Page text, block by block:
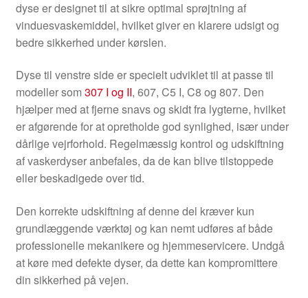
dyse er designet til at sikre optimal sprøjtning af
vinduesvaskemiddel, hvilket giver en klarere udsigt og
bedre sikkerhed under kørslen.
Dyse til venstre side er specielt udviklet til at passe til
modeller som 307 I og II, 607, C5 I, C8 og 807. Den
hjælper med at fjerne snavs og skidt fra lygterne, hvilket
er afgørende for at opretholde god synlighed, især under
dårlige vejrforhold. Regelmæssig kontrol og udskiftning
af vaskerdyser anbefales, da de kan blive tilstoppede
eller beskadigede over tid.
Den korrekte udskiftning af denne del kræver kun
grundlæggende værktøj og kan nemt udføres af både
professionelle mekanikere og hjemmeservicere. Undgå
at køre med defekte dyser, da dette kan kompromittere
din sikkerhed på vejen.